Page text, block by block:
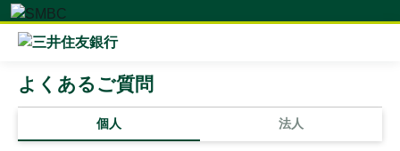
個人 法人
よくあるご質問